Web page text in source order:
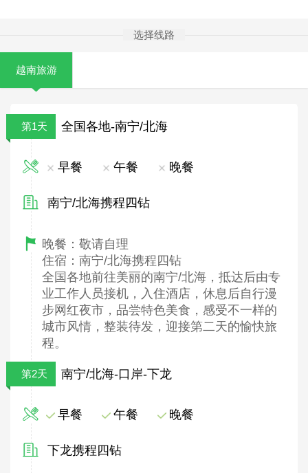
选择线路
越南旅游
第1天 全国各地-南宁/北海
早餐 午餐 晚餐
南宁/北海携程四钻
晚餐：敬请自理
住宿：南宁/北海携程四钻
全国各地前往美丽的南宁/北海，抵达后由专
业工作人员接机，入住酒店，休息后自行漫
步网红夜市，品尝特色美食，感受不一样的
城市风情，整装待发，迎接第二天的愉快旅
程。
第2天 南宁/北海-口岸-下龙
早餐 午餐 晚餐
下龙携程四钻